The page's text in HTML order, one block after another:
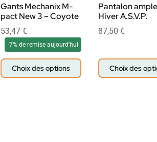
Gants Mechanix M-
pact New 3 – Coyote
53,47 €
-7% de remise aujourd'hui
Choix des options
Pantalon
Hiver A.S.V.P.
87,50€
Choix des